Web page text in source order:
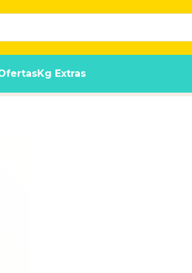
Kg Extras
Aluminio Grabada (demora 10 días)